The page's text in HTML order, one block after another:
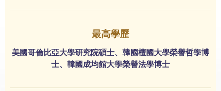
最高學歷
美國哥倫比亞大學研究院碩士、韓國檀國大學榮譽哲學博
士、韓國成均館大學榮譽法學博士